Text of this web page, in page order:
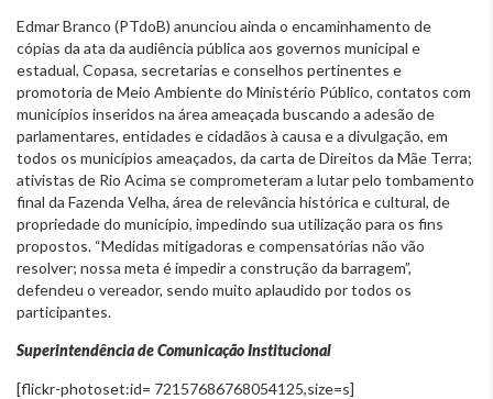
Edmar Branco (PTdoB) anunciou ainda o encaminhamento de
cópias da ata da audiência pública aos governos municipal e
estadual, Copasa, secretarias e conselhos pertinentes e
promotoria de Meio Ambiente do Ministério Público, contatos com
municípios inseridos na área ameaçada buscando a adesão de
parlamentares, entidades e cidadãos à causa e a divulgação, em
todos os municípios ameaçados, da carta de Direitos da Mãe Terra;
ativistas de Rio Acima se comprometeram a lutar pelo tombamento
final da Fazenda Velha, área de relevância histórica e cultural, de
propriedade do município, impedindo sua utilização para os fins
propostos. “Medidas mitigadoras e compensatórias não vão
resolver; nossa meta é impedir a construção da barragem”,
defendeu o vereador, sendo muito aplaudido por todos os
participantes.
Superintendência de Comunicação Institucional
[flickr-photoset:id= 72157686768054125,size=s]